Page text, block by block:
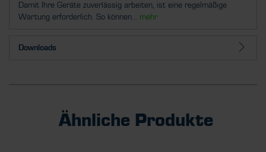
Damit Ihre Geräte zuverlässig arbeiten, ist eine regelmäßige
Wartung erforderlich. So können... mehr
Downloads
Ähnliche Produkte